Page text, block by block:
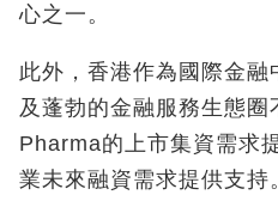
心之一。
此外，香港作為國際金
及蓬勃的金融服務生態
Pharma的上市集資需求
業未來融資需求提供支持